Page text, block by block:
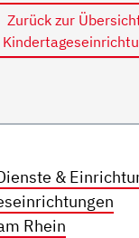
Zurück zur
&
Rhein